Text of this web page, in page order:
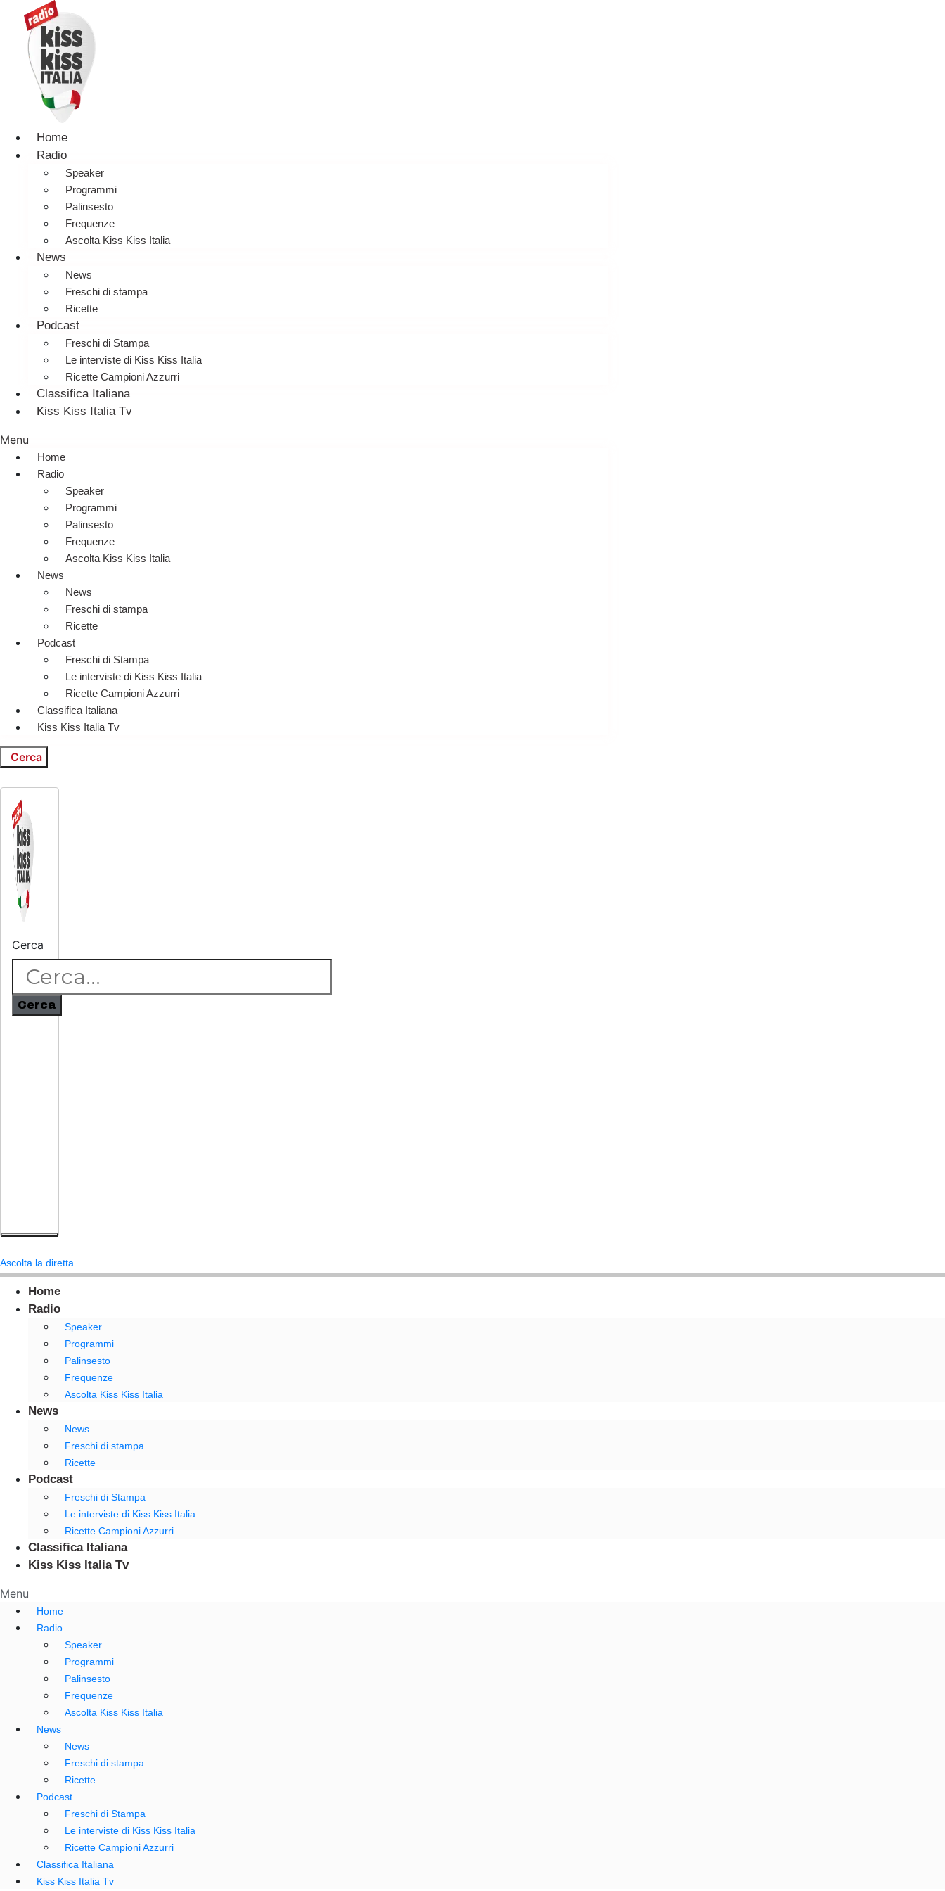
Home
Radio
Speaker
Programmi
Palinsesto
Frequenze
Ascolta Kiss Kiss Italia
News
News
Freschi di stampa
Ricette
Podcast
Freschi di Stampa
Le interviste di Kiss Kiss Italia
Ricette Campioni Azzurri
Classifica Italiana
Kiss Kiss Italia Tv
Menu
Home
Radio
Speaker
Programmi
Palinsesto
Frequenze
Ascolta Kiss Kiss Italia
News
News
Freschi di stampa
Ricette
Podcast
Freschi di Stampa
Le interviste di Kiss Kiss Italia
Ricette Campioni Azzurri
Classifica Italiana
Kiss Kiss Italia Tv
Cerca
Cerca
Cerca
Ascolta la diretta
Home
Radio
Speaker
Programmi
Palinsesto
Frequenze
Ascolta Kiss Kiss Italia
News
News
Freschi di stampa
Ricette
Podcast
Freschi di Stampa
Le interviste di Kiss Kiss Italia
Ricette Campioni Azzurri
Classifica Italiana
Kiss Kiss Italia Tv
Menu
Home
Radio
Speaker
Programmi
Palinsesto
Frequenze
Ascolta Kiss Kiss Italia
News
News
Freschi di stampa
Ricette
Podcast
Freschi di Stampa
Le interviste di Kiss Kiss Italia
Ricette Campioni Azzurri
Classifica Italiana
Kiss Kiss Italia Tv